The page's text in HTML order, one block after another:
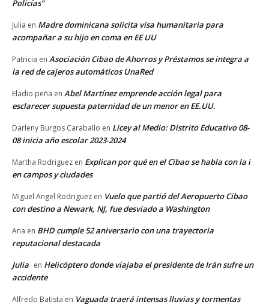
Policías”
Julia en Madre dominicana solicita visa humanitaria para
acompañar a su hijo en coma en EE UU
Patricia en Asociación Cibao de Ahorros y Préstamos se integra a
la red de cajeros automáticos UnaRed
Eladio peña en Abel Martínez emprende acción legal para
esclarecer supuesta paternidad de un menor en EE.UU.
Darleny Burgos Caraballo en Licey al Medio: Distrito Educativo 08-
08 inicia año escolar 2023-2024
Martha Rodriguez en Explican por qué en el Cibao se habla con la i
en campos y ciudades
Miguel Angel Rodriguez en Vuelo que partió del Aeropuerto Cibao
con destino a Newark, NJ, fue desviado a Washington
Ana en BHD cumple 52 aniversario con una trayectoria
reputacional destacada
Julia en Helicóptero donde viajaba el presidente de Irán sufre un
accidente
Alfredo Batista en Vaguada traerá intensas lluvias y tormentas